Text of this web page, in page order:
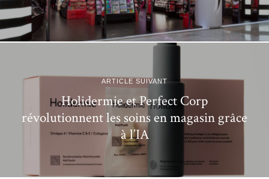
ARTICLE SUIVANT
Holidermie et Perfect Corp
révolutionnent les soins en magasin grâce
à l’IA